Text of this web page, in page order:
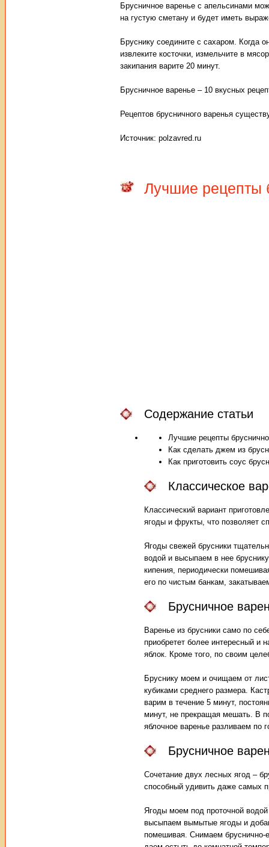
Брусничное варенье с апельсинами
на густую сметану и будет иметь
Бруснику соедините с сахаром. Когда
извлеките косточки, измельчите в
закипания варите 20 минут.
Брусничное варенье – 10 вкусных
Рецептов брусничного варенья
Источник: polzavred.ru
Лучшие рецепты
Содержание статьи
Лучшие рецепты
Как сделать джем из
Как приготовить соус
Классическое
Классический вариант
ягоды и фрукты, что позволяет
Ягоды свежей брусники
водой и высыпаем в нее
кипения, периодически
его по чистым банкам,
Брусничное
Варенье из брусники само по
приобретет более интересный и
яблок. Кроме того, по своим
Бруснику моем и очищаем от
кубиками среднего размера.
варим в течение 5 минут,
минут, не прекращая мешать. В
яблочное варенье разливаем по
Брусничное
Сочетание двух лесных ягод –
способный удивить даже самых
Ягоды моем под проточной
высыпаем вымытые ягоды и
помешивая. Снимаем бруснично-